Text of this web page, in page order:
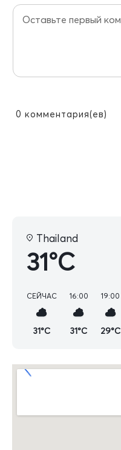
0 комментария(ев)
Thailand
31°C
СЕЙЧАС
31°C
16:00
31°C
19:00
29°C